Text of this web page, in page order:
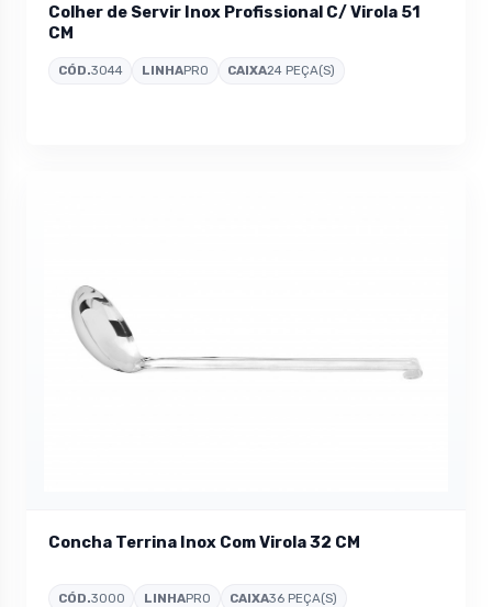
Colher de Servir Inox Profissional C/ Virola 51
CM
CÓD.3044 LINHAPRO CAIXA24 PEÇA(S)
Concha Terrina Inox Com Virola 32 CM
CÓD.3000 LINHAPRO CAIXA36 PEÇA(S)